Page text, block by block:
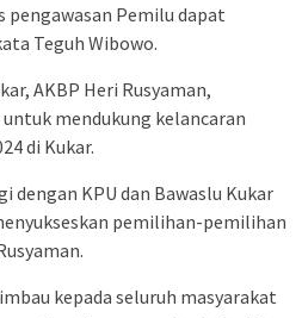
Pemilu dapat
Teguh Wibowo.
AKBP Heri Rusyaman,
mendukung kelancaran
di Kukar.
dengan KPU dan Bawaslu Kukar
pemilihan-pemilihan
kepada seluruh masyarakat